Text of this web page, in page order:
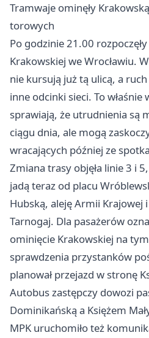
Tramwaje ominęły
torowych
Po godzinie 21.00
Krakowskiej we Wrocławiu.
nie kursują już tą ulicą, a
inne odcinki sieci. To
sprawiają, że utrudnienia są
ciągu dnia, ale mogą
wracających później ze
Zmiana trasy objęła linie 3 i
jadą teraz od placu
Hubską, aleję Armii Krajowej
Tarnogaj. Dla pasażerów
ominięcie Krakowskiej na
sprawdzenia przystanków
planował przejazd w stronę
Autobus zastępczy dowozi
Dominikańską a Księżem
MPK uruchomiło też